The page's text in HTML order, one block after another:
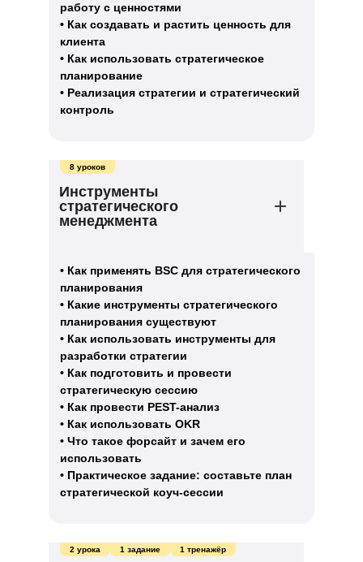
работу с ценностями
• Как создавать и растить ценность для
клиента
• Как использовать стратегическое
планирование
• Реализация стратегии и стратегический
контроль
Инструменты
стратегического
менеджмента
8 уроков
• Как применять BSC для стратегического
планирования
• Какие инструменты стратегического
планирования существуют
• Как использовать инструменты для
разработки стратегии
• Как подготовить и провести
стратегическую сессию
• Как провести PEST-анализ
• Как использовать OKR
• Что такое форсайт и зачем его
использовать
• Практическое задание: составьте план
стратегической коуч-сессии
2 урока 1 задание 1 тренажёр